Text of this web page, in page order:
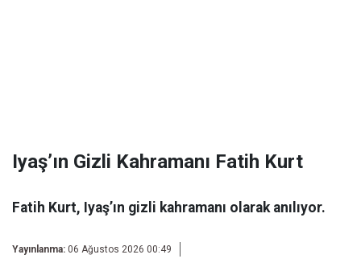
Iyaş’ın Gizli Kahramanı Fatih Kurt
Fatih Kurt, Iyaş’ın gizli kahramanı olarak anılıyor.
Yayınlanma: 06 Ağustos 2026 00:49